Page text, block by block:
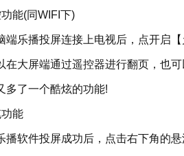
(同WIFI下)
播投屏连接上电视后，点开启【
屏端通过遥控器进行翻页，也可
多了一个酷炫的功能!
能
软件投屏成功后，点击右下角的悬